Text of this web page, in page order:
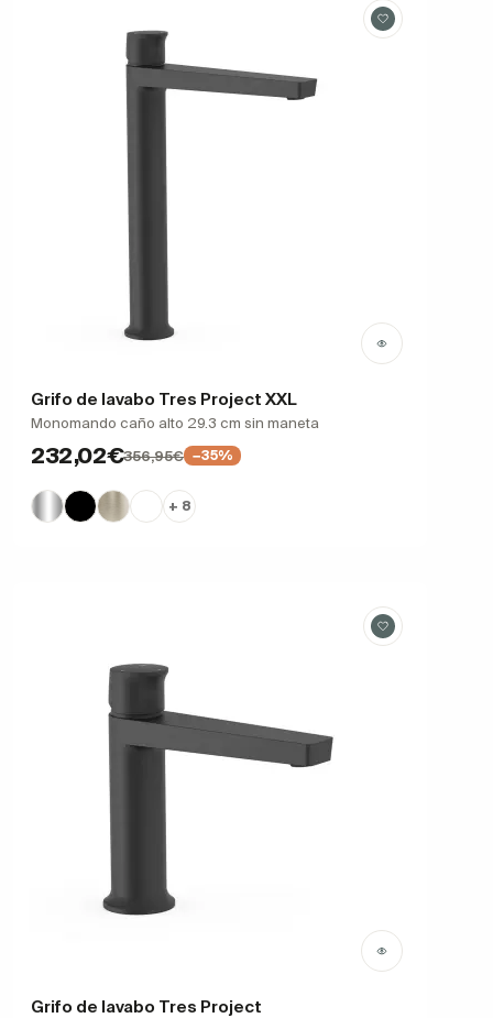
Grifo de lavabo Tres Project XXL
Monomando caño alto 29.3 cm sin maneta
232,02€356,95€ −35%
+ 8
Grifo de lavabo Tres Project